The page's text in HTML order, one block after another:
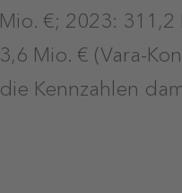
Mio. €; 2023:
3,6 Mio. € (Vara-
die Kennzahlen